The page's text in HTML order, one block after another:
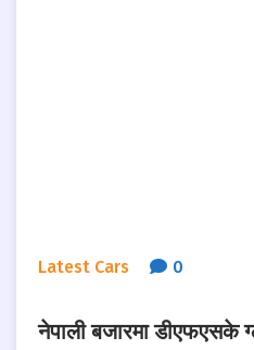
Latest Cars 0
नेपाली बजारमा डीएफएसके